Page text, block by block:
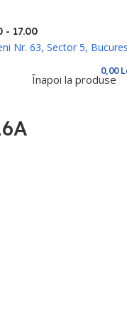
- 17.00
Nr. 63, Sector 5,
0,00
Înapoi la produse